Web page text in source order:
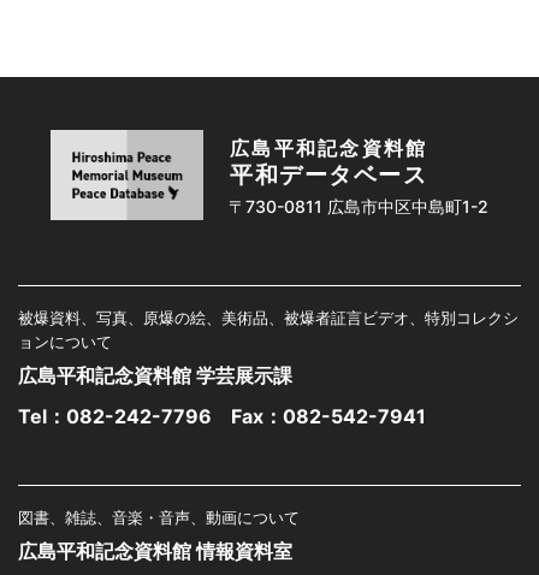
広島平和記念資料館
平和データベース
〒730-0811 広島市中区中島町1-2
被爆資料、写真、原爆の絵、美術品、被爆者証言ビデオ、特別コレクシ
ョンについて
広島平和記念資料館 学芸展示課
Tel： 082-242-7796 Fax：082-542-7941
図書、雑誌、音楽・音声、動画について
広島平和記念資料館 情報資料室